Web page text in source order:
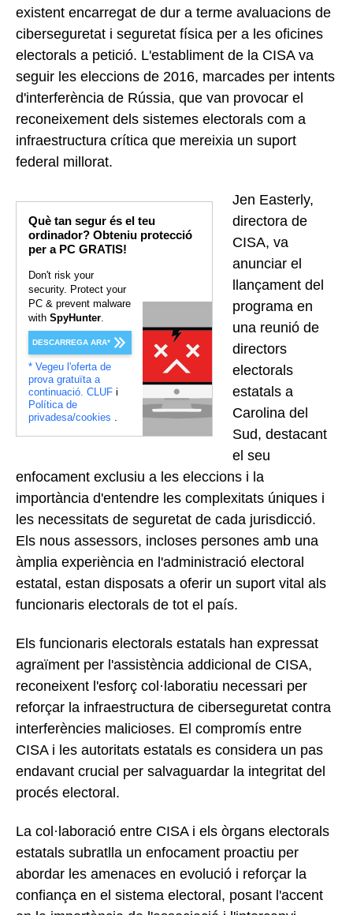
existent encarregat de dur a terme avaluacions de
ciberseguretat i seguretat física per a les oficines
electorals a petició. L'establiment de la CISA va
seguir les eleccions de 2016, marcades per intents
d'interferència de Rússia, que van provocar el
reconeixement dels sistemes electorals com a
infraestructura crítica que mereixia un suport
federal millorat.
Què tan segur és el teu
ordinador? Obteniu protecció
per a PC GRATIS!
Don't risk your
security. Protect your
PC & prevent malware
with SpyHunter.
DESCARREGA ARA*
* Vegeu l'oferta de
prova gratuïta a
continuació. CLUF i
Política de
privadesa/cookies
Jen Easterly,
directora de
CISA, va
anunciar el
llançament del
programa en
una reunió de
directors
electorals
estatals a
Carolina del
Sud, destacant
el seu
enfocament exclusiu a les eleccions i la
importància d'entendre les complexitats úniques i
les necessitats de seguretat de cada jurisdicció.
Els nous assessors, incloses persones amb una
àmplia experiència en l'administració electoral
estatal, estan disposats a oferir un suport vital als
funcionaris electorals de tot el país.
Els funcionaris electorals estatals han expressat
agraïment per l'assistència addicional de CISA,
reconeixent l'esforç col·laboratiu necessari per
reforçar la infraestructura de ciberseguretat contra
interferències malicioses. El compromís entre
CISA i les autoritats estatals es considera un pas
endavant crucial per salvaguardar la integritat del
procés electoral.
La col·laboració entre CISA i els òrgans electorals
estatals subratlla un enfocament proactiu per
abordar les amenaces en evolució i reforçar la
confiança en el sistema electoral, posant l'accent